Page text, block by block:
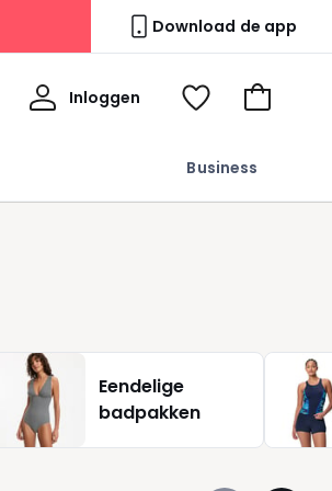
Download de app
Business
Inloggen
Mijn
Kijk
Naar
Eendelige
badpakken